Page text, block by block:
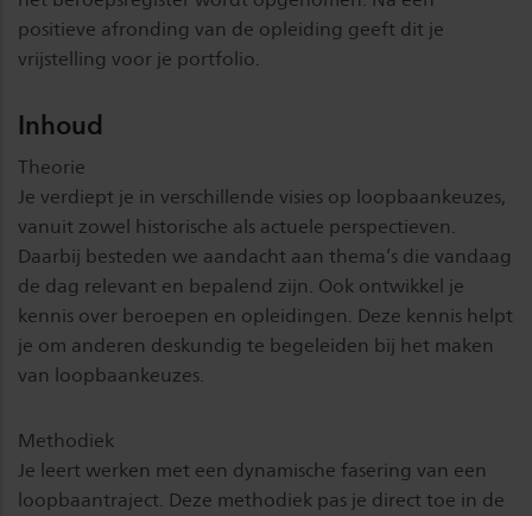
positieve afronding van de opleiding geeft dit je
vrijstelling voor je portfolio.
Inhoud
Theorie
Je verdiept je in verschillende visies op loopbaankeuzes,
vanuit zowel historische als actuele perspectieven.
Daarbij besteden we aandacht aan thema’s die vandaag
de dag relevant en bepalend zijn. Ook ontwikkel je
kennis over beroepen en opleidingen. Deze kennis helpt
je om anderen deskundig te begeleiden bij het maken
van loopbaankeuzes.
Methodiek
Je leert werken met een dynamische fasering van een
loopbaantraject. Deze methodiek pas je direct toe in de